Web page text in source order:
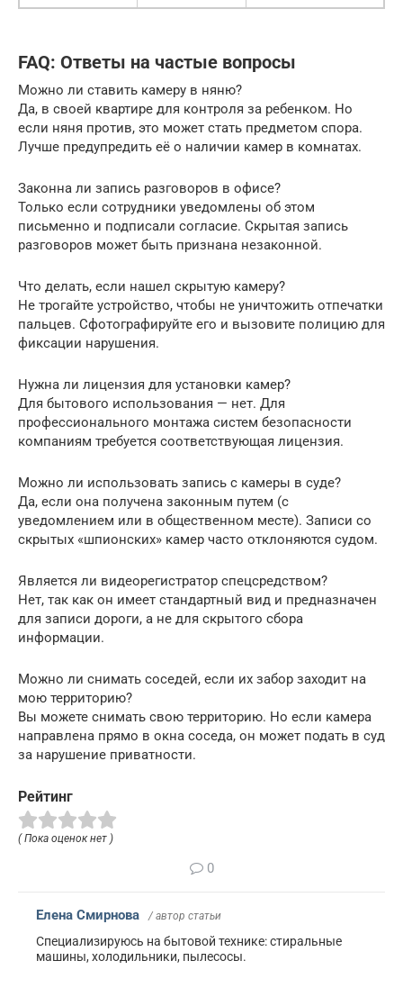
FAQ: Ответы на частые вопросы
Можно ли ставить камеру в няню?
Да, в своей квартире для контроля за ребенком. Но
если няня против, это может стать предметом спора.
Лучше предупредить её о наличии камер в комнатах.
Законна ли запись разговоров в офисе?
Только если сотрудники уведомлены об этом
письменно и подписали согласие. Скрытая запись
разговоров может быть признана незаконной.
Что делать, если нашел скрытую камеру?
Не трогайте устройство, чтобы не уничтожить отпечатки
пальцев. Сфотографируйте его и вызовите полицию для
фиксации нарушения.
Нужна ли лицензия для установки камер?
Для бытового использования — нет. Для
профессионального монтажа систем безопасности
компаниям требуется соответствующая лицензия.
Можно ли использовать запись с камеры в суде?
Да, если она получена законным путем (с
уведомлением или в общественном месте). Записи со
скрытых «шпионских» камер часто отклоняются судом.
Является ли видеорегистратор спецсредством?
Нет, так как он имеет стандартный вид и предназначен
для записи дороги, а не для скрытого сбора
информации.
Можно ли снимать соседей, если их забор заходит на
мою территорию?
Вы можете снимать свою территорию. Но если камера
направлена прямо в окна соседа, он может подать в суд
за нарушение приватности.
Рейтинг
( Пока оценок нет )
0
Елена Смирнова / автор статьи
Специализируюсь на бытовой технике: стиральные
машины, холодильники, пылесосы.